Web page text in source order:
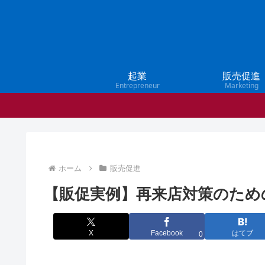
起業
Entrepreneur
販売促進
Marketing
ホーム 販売促進
【販促実例】再来店対策のた
X Facebook 0 はてブ